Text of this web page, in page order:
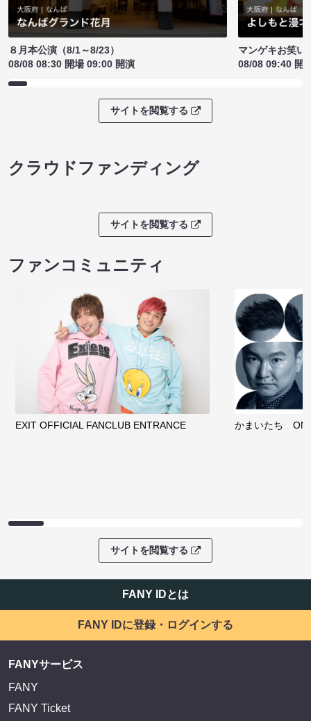
８月本公演（8/1～8/23）
08/08 08:30 開場 09:00 開演
マンゲキお笑い
08/08 09:40 開
サイトを閲覧する
クラウドファンディング
サイトを閲覧する
ファンコミュニティ
EXIT OFFICIAL FANCLUB ENTRANCE かまいたち
サイトを閲覧する
FANY IDとは
FANY IDに登録・ログインする
FANYサービス
FANY
FANY Ticket